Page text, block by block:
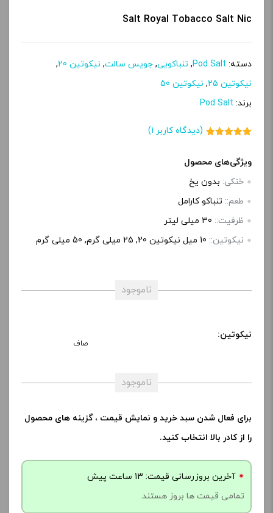
Salt Royal Tobacco Salt Nic
دسته: Pod Salt
, تنباکویی, جویس سالت, نیکوتین 20
,
نیکوتین 25
, نیکوتین 50
برند: Pod Salt
مشتری
(دیدگاه کاربر 1
)
ویژگی‌های محصول
خنکی: بدون یخ
طعم:: تنباکو کارامل
ظرفیت:: 30 میلی‌ لیتر
نیکوتین:: 10 میل نیکوتین 20, 25 میلی گرم, 50 میلی گرم
ناموجود
نیکوتین:
صاف
ناموجود
برای فعال شدن سبد خرید و نمایش قیمت ، گزینه های محصول
را از کادر بالا انتخاب کنید.
آخرین بروزرسانی قیمت: 13 ساعت پیش
تمامی قیمت ها بروز هستند.